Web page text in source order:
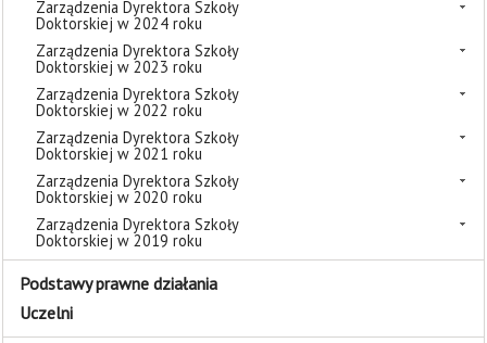
Zarządzenia Dyrektora Szkoły
Doktorskiej w 2024 roku
Zarządzenia Dyrektora Szkoły
Doktorskiej w 2023 roku
Zarządzenia Dyrektora Szkoły
Doktorskiej w 2022 roku
Zarządzenia Dyrektora Szkoły
Doktorskiej w 2021 roku
Zarządzenia Dyrektora Szkoły
Doktorskiej w 2020 roku
Zarządzenia Dyrektora Szkoły
Doktorskiej w 2019 roku
Podstawy prawne działania
Uczelni